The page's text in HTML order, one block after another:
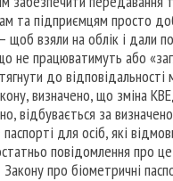
та підприємцям просто
щоб взяли на облік і дали
не працюватимуть або
до
визначено, що зміна
відбувається за
для осіб, які
повідомлення про
про біометричні